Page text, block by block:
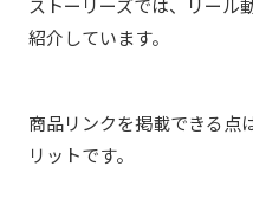
ストーリーズでは、リール
紹介しています。
商品リンクを掲載できる点
リットです。